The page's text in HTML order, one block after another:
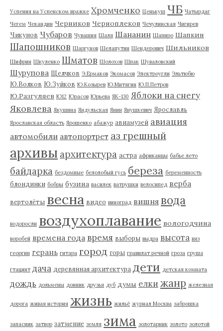
Успения на Успенском вражке Хромченко Ценькуш ЧБ Чатырдаг
Чегем Чекандин Черников Черноплеков Чечулинская Чигирев
Чикунов Чубаров Чувашия Шаля Шананин Шапиро Шапкин
Шапошников Шаргунов Шелапутин Шендерович Шильников
Шифрин Шкуленко Шматов Шолохов Шпак Шуваловский
Шурупова Щелчков Э.Ермаков Экомасов Электроугли Эльтюбю
Ю.Волков Ю.Зуйков Ю.Козырев Ю.Митягин Ю.П.Петров
Ю.Разгуляев Ю12 Юрасов Юрьева ЯК-130 Яблоки на снегу
Яковлева Якушина Яндульская Янин Янушкевич Ярославль
Ярославская область Ярошенко абажур авиамузей авиация
автомобили автопортрет аз грешный
архивы архитектура астра африканцы бабье лето
байдарка бездомные белолобый гусь береза беременность
блондинки бобры бузина василек ватрушки велосипед верба
вертолёты весна видео виноград вишня вода
водоросли воздухоплавание вологодчина
воробей времена года время выборы выдра высота вяз
георгин герань гитара город горы гравилат речной гроза груша
гтацинт дача деревянная архитектура дети детская комната
дождь дольмены донник друзья дуб думы елки жанр железная
дорога живая история жизнь жильё журнал Москва заброшка
запасник затвор затмение земля зима золотарник золото золотой